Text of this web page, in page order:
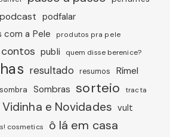
podcast podfalar
com a Pele
produtos pra pele
publi quem disse berenice?
resultado resumos Rímel
sombra Sombras sorteio tracta
Vidinha e Novidades vult
cosmetics ô lá em casa